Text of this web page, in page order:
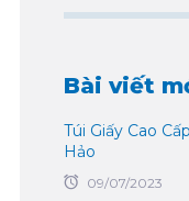
Bài viết
Túi Giấy Cao
Hảo
09/07/2023